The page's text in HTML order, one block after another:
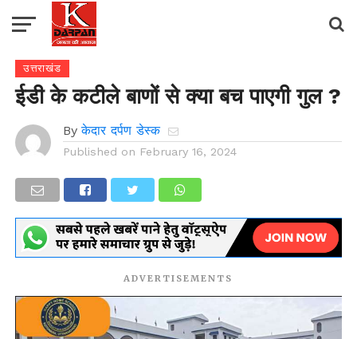
उत्तराखंड
ईडी के कटीले बाणों से क्या बच पाएगी गुल ?
By केदार दर्पण डेस्क
Published on February 16, 2024
ADVERTISEMENTS